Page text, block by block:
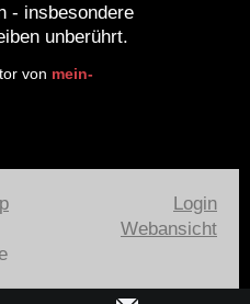
- insbesondere
unberührt.
von mein-
Login
Webansicht